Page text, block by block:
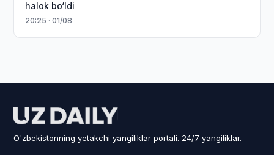
halok bo‘ldi
20:25 · 01/08
O'zbekistonning yetakchi yangiliklar portali. 24/7 yangiliklar.